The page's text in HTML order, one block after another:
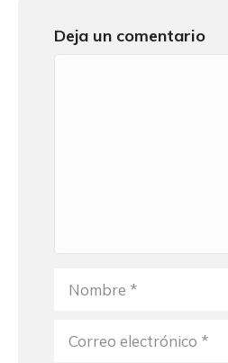
Deja un comentario
Comentario
electrónico